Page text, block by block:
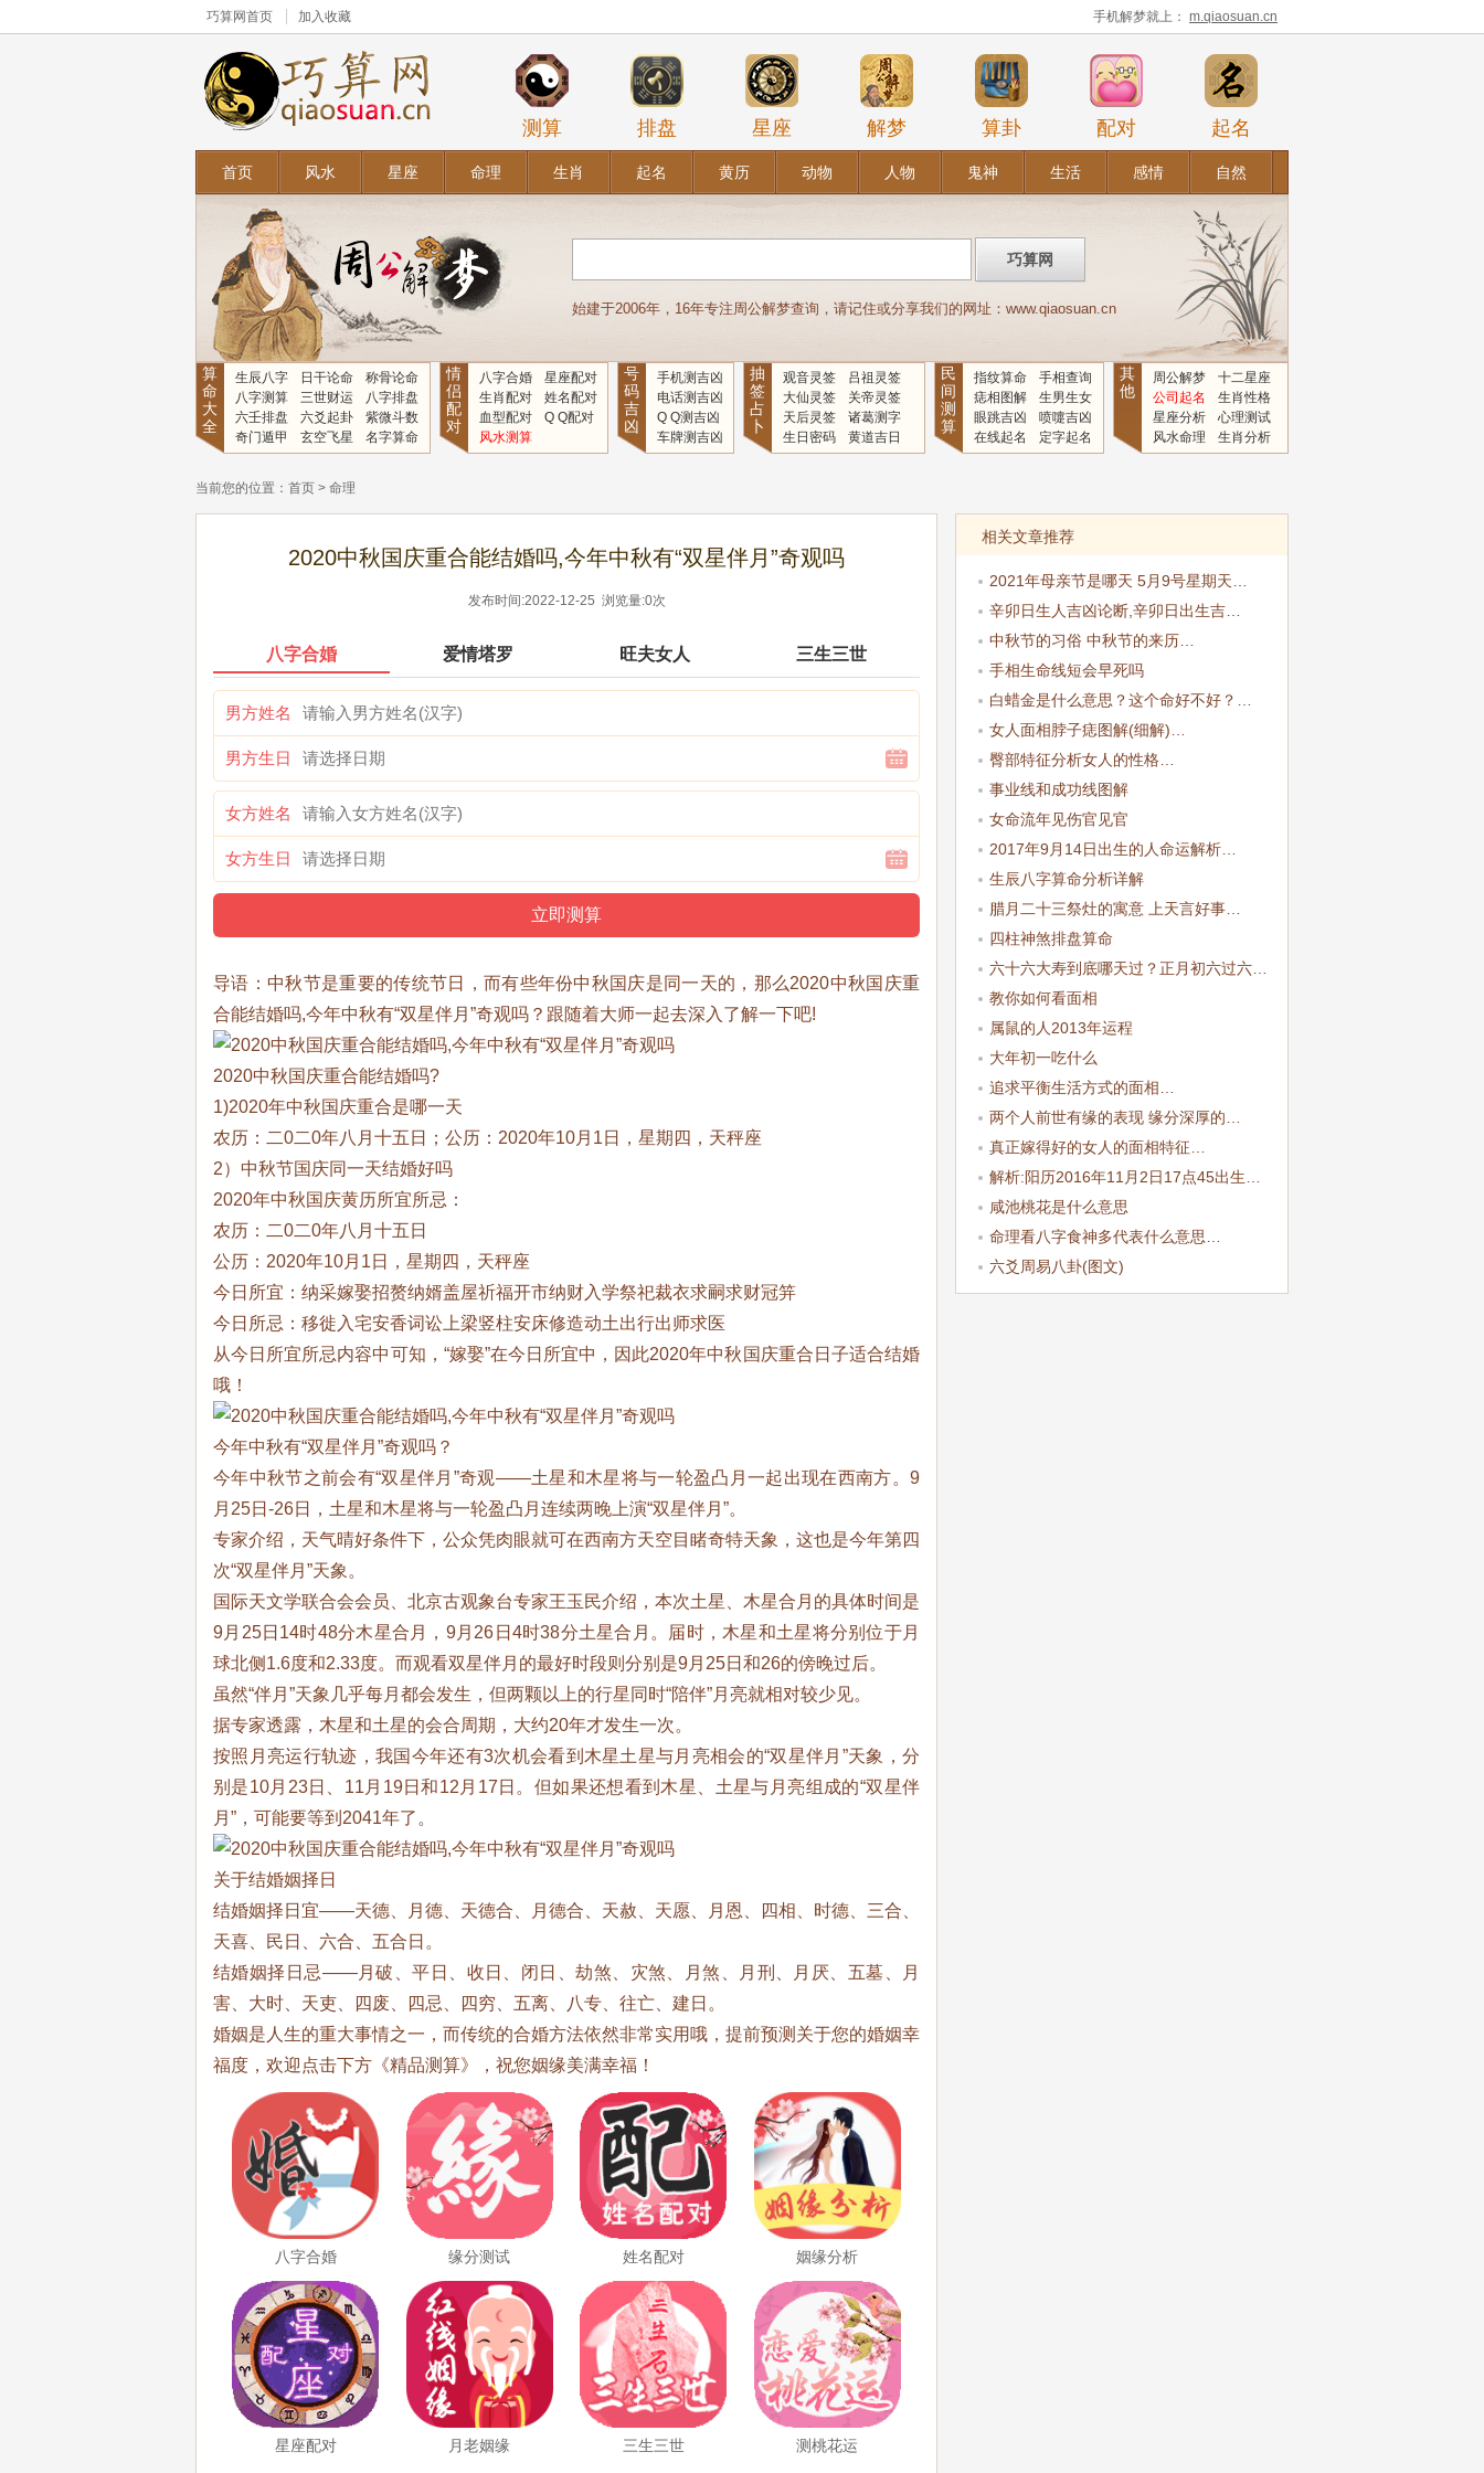
巧算网首页 加入收藏 手机解梦就上： m.qiaosuan.cn
测算 排盘 星座 解梦 算卦 配对 起名
首页 风水 星座 命理 生肖 起名 黄历 动物 人物 鬼神 生活 感情 自然
始建于2006年，16年专注周公解梦查询，请记住或分享我们的网址：www.qiaosuan.cn
算
命
大
全
生辰八字 日干论命
称骨论命
八字测算
三世财运
八字排盘
六壬排盘
六爻起卦
紫微斗数
奇门遁甲
玄空飞星 名字算命
情
侣
配
对
八字合婚
星座配对
生肖配对
姓名配对
血型配对
Q Q配对
风水测算
号
码
吉
凶
手机测吉凶
电话测吉凶
Q Q测吉凶
车牌测吉凶
抽
签
占
卜
观音灵签
吕祖灵签
大仙灵签
关帝灵签
天后灵签
诸葛测字
生日密码
黄道吉日
民
间
测
算
指纹算命
手相查询
痣相图解
生男生女
眼跳吉凶
喷嚏吉凶
在线起名
定字起名
其
他
周公解梦
十二星座
公司起名
生肖性格
星座分析
心理测试
风水命理
生肖分析
当前您的位置： 首页 > 命理
2020中秋国庆重合能结婚吗,今年中秋有“双星伴月”奇观吗
发布时间:2022-12-25 浏览量:0次
八字合婚 爱情塔罗 旺夫女人 三生三世
男方姓名
男方生日
女方姓名
女方生日
导语：中秋节是重要的传统节日，而有些年份中秋国庆是同一天的，那么2020中秋国庆重
合能结婚吗,今年中秋有“双星伴月”奇观吗？跟随着大师一起去深入了解一下吧!
2020中秋国庆重合能结婚吗?
1)2020年中秋国庆重合是哪一天
农历：二0二0年八月十五日；公历：2020年10月1日，星期四，天秤座
2）中秋节国庆同一天结婚好吗
2020年中秋国庆黄历所宜所忌：
农历：二0二0年八月十五日
公历：2020年10月1日，星期四，天秤座
今日所宜：纳采嫁娶招赘纳婿盖屋祈福开市纳财入学祭祀裁衣求嗣求财冠笄
今日所忌：移徙入宅安香词讼上梁竖柱安床修造动土出行出师求医
从今日所宜所忌内容中可知，“嫁娶”在今日所宜中，因此2020年中秋国庆重合日子适合结婚
哦！
今年中秋有“双星伴月”奇观吗？
今年中秋节之前会有“双星伴月”奇观——土星和木星将与一轮盈凸月一起出现在西南方。9
月25日-26日，土星和木星将与一轮盈凸月连续两晚上演“双星伴月”。
专家介绍，天气晴好条件下，公众凭肉眼就可在西南方天空目睹奇特天象，这也是今年第四
次“双星伴月”天象。
国际天文学联合会会员、北京古观象台专家王玉民介绍，本次土星、木星合月的具体时间是
9月25日14时48分木星合月，9月26日4时38分土星合月。届时，木星和土星将分别位于月
球北侧1.6度和2.33度。而观看双星伴月的最好时段则分别是9月25日和26的傍晚过后。
虽然“伴月”天象几乎每月都会发生，但两颗以上的行星同时“陪伴”月亮就相对较少见。
据专家透露，木星和土星的会合周期，大约20年才发生一次。
按照月亮运行轨迹，我国今年还有3次机会看到木星土星与月亮相会的“双星伴月”天象，分
别是10月23日、11月19日和12月17日。但如果还想看到木星、土星与月亮组成的“双星伴
月”，可能要等到2041年了。
关于结婚姻择日
结婚姻择日宜——天德、月德、天德合、月德合、天赦、天愿、月恩、四相、时德、三合、
天喜、民日、六合、五合日。
结婚姻择日忌——月破、平日、收日、闭日、劫煞、灾煞、月煞、月刑、月厌、五墓、月
害、大时、天吏、四废、四忌、四穷、五离、八专、往亡、建日。
婚姻是人生的重大事情之一，而传统的合婚方法依然非常实用哦，提前预测关于您的婚姻幸
福度，欢迎点击下方《精品测算》，祝您姻缘美满幸福！
八字合婚 缘分测试 姓名配对 姻缘分析
星座配对 月老姻缘 三生三世 测桃花运
相关文章推荐
2021年母亲节是哪天 5月9号星期天…
辛卯日生人吉凶论断,辛卯日出生吉…
中秋节的习俗 中秋节的来历…
手相生命线短会早死吗
白蜡金是什么意思？这个命好不好？…
女人面相脖子痣图解(细解)…
臀部特征分析女人的性格…
事业线和成功线图解
女命流年见伤官见官
2017年9月14日出生的人命运解析…
生辰八字算命分析详解
腊月二十三祭灶的寓意 上天言好事…
四柱神煞排盘算命
六十六大寿到底哪天过？正月初六过六…
教你如何看面相
属鼠的人2013年运程
大年初一吃什么
追求平衡生活方式的面相…
两个人前世有缘的表现 缘分深厚的…
真正嫁得好的女人的面相特征…
解析:阳历2016年11月2日17点45出生…
咸池桃花是什么意思
命理看八字食神多代表什么意思…
六爻周易八卦(图文)